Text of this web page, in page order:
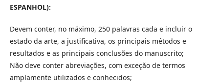
ESPANHOL):
Devem conter, no máximo, 250 palavras cada e incluir o
estado da arte, a justificativa, os principais métodos e
resultados e as principais conclusões do manuscrito;
Não deve conter abreviações, com exceção de termos
amplamente utilizados e conhecidos;